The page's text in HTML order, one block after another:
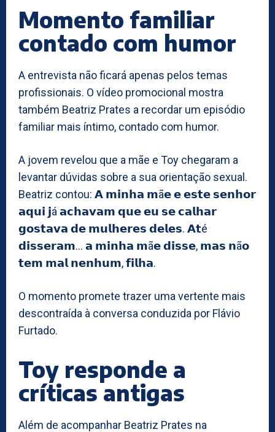
Momento familiar
contado com humor
A entrevista não ficará apenas pelos temas
profissionais. O vídeo promocional mostra
também Beatriz Prates a recordar um episódio
familiar mais íntimo, contado com humor.
A jovem revelou que a mãe e Toy chegaram a
levantar dúvidas sobre a sua orientação sexual.
Beatriz contou: 𝗔 𝗺𝗶𝗻𝗵𝗮 𝗺ã𝗲 𝗲 𝗲𝘀𝘁𝗲 𝘀𝗲𝗻𝗵𝗼𝗿
𝗮𝗾𝘂𝗶 𝗷á 𝗮𝗰𝗵𝗮𝘃𝗮𝗺 𝗾𝘂𝗲 𝗲𝘂 𝘀𝗲 𝗰𝗮𝗹𝗵𝗮𝗿
𝗴𝗼𝘀𝘁𝗮𝘃𝗮 𝗱𝗲 𝗺𝘂𝗹𝗵𝗲𝗿𝗲𝘀 𝗱𝗲𝗹𝗲𝘀. 𝗔𝘁é
𝗱𝗶𝘀𝘀𝗲𝗿𝗮𝗺… 𝗮 𝗺𝗶𝗻𝗵𝗮 𝗺ã𝗲 𝗱𝗶𝘀𝘀𝗲, 𝗺𝗮𝘀 𝗻ã𝗼
𝘁𝗲𝗺 𝗺𝗮𝗹 𝗻𝗲𝗻𝗵𝘂𝗺, 𝗳𝗶𝗹𝗵𝗮.
O momento promete trazer uma vertente mais
descontraída à conversa conduzida por Flávio
Furtado.
Toy responde a
críticas antigas
Além de acompanhar Beatriz Prates na